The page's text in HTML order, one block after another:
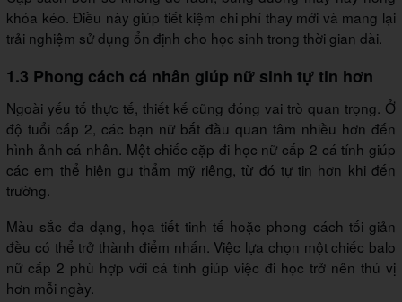
khóa kéo. Điều này giúp tiết kiệm chi phí thay mới và mang lại
trải nghiệm sử dụng ổn định cho học sinh trong thời gian dài.
1.3 Phong cách cá nhân giúp nữ sinh tự tin hơn
Ngoài yếu tố thực tế, thiết kế cũng đóng vai trò quan trọng. Ở
độ tuổi cấp 2, các bạn nữ bắt đầu quan tâm nhiều hơn đến
hình ảnh cá nhân. Một chiếc cặp đi học nữ cấp 2 cá tính giúp
các em thể hiện gu thẩm mỹ riêng, từ đó tự tin hơn khi đến
trường.
Màu sắc đa dạng, họa tiết tinh tế hoặc phong cách tối giản
đều có thể trở thành điểm nhấn. Việc lựa chọn một chiếc balo
nữ cấp 2 phù hợp với cá tính giúp việc đi học trở nên thú vị
hơn mỗi ngày.